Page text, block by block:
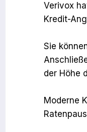
Verivox
Kredit-
Sie
der Höhe
Moderne